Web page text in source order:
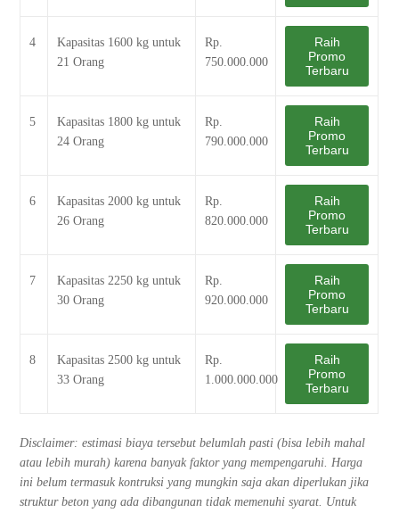
4
Kapasitas 1600 kg untuk
21 Orang
Rp.
750.000.000
Raih
Promo
Terbaru
5
Kapasitas 1800 kg untuk
24 Orang
Rp.
790.000.000
Raih
Promo
Terbaru
6
Kapasitas 2000 kg untuk
26 Orang
Rp.
820.000.000
Raih
Promo
Terbaru
7
Kapasitas 2250 kg untuk
30 Orang
Rp.
920.000.000
Raih
Promo
Terbaru
8
Kapasitas 2500 kg untuk
33 Orang
Rp.
1.000.000.000
Raih
Promo
Terbaru
Disclaimer: estimasi biaya tersebut belumlah pasti (bisa lebih mahal
atau lebih murah) karena banyak faktor yang mempengaruhi. Harga
ini belum termasuk kontruksi yang mungkin saja akan diperlukan jika
struktur beton yang ada dibangunan tidak memenuhi syarat. Untuk